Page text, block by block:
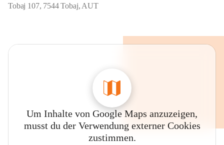
Tobaj 107, 7544 Tobaj, AUT
Um Inhalte von Google Maps anzuzeigen,
musst du der Verwendung externer Cookies
zustimmen.